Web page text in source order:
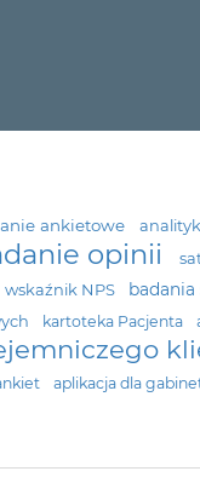
ankietowe
opinii
wskaźnik NPS
kartoteka Pacjenta
aplikacja dla